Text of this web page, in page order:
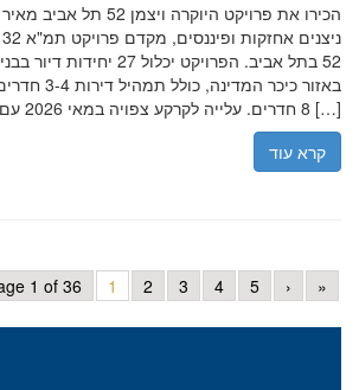
הכירו את פרויקט היוקרה
באזור כיכר
8 חדרים. עלייה לקרקע צפויה במאי 2026 עם ליווי […]
קרא עוד
1 of 36 1 2 3 4 5 › »